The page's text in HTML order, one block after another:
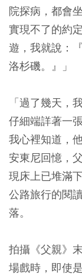
院探病，都會
實現不了的約
遊，我就說：
洛杉磯。』」
「過了幾天，
仔細端詳著一
我心裡知道，
安東尼回憶，
現床上已堆滿
公路旅行的閱
落。
拍攝《父親》
場戲時，即使